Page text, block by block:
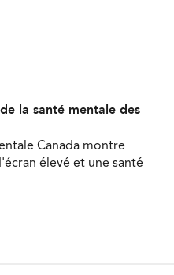
la santé mentale des
Canada montre
élevé et une santé